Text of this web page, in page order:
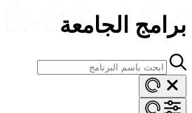
برامج الجامعة